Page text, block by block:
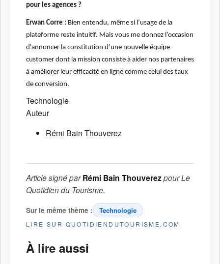
pour les agences ?
Erwan Corre : Bien entendu, même si l’usage de la
plateforme reste intuitif. Mais vous me donnez l’occasion
d'annoncer la constitution d’une nouvelle équipe
customer dont la mission consiste à aider nos partenaires
à améliorer leur efficacité en ligne comme celui des taux
de conversion.
Technologie
Auteur
Rémi Bain Thouverez
Article signé parRémi Bain ThouverezpourLe
Quotidien du Tourisme.
Sur le même thème : Technologie
LIRE SUR QUOTIDIENDUTOURISME.COM
À lire aussi